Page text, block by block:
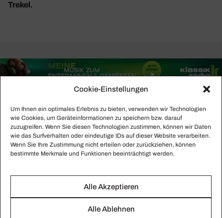
Cookie-Einstellungen
Um Ihnen ein optimales Erlebnis zu bieten, verwenden wir Technologien
wie Cookies, um Geräteinformationen zu speichern bzw. darauf
zuzugreifen. Wenn Sie diesen Technologien zustimmen, können wir Daten
wie das Surfverhalten oder eindeutige IDs auf dieser Website verarbeiten.
Wenn Sie Ihre Zustimmung nicht erteilen oder zurückziehen, können
bestimmte Merkmale und Funktionen beeinträchtigt werden.
Alle Akzeptieren
Alle Ablehnen
Trekel.